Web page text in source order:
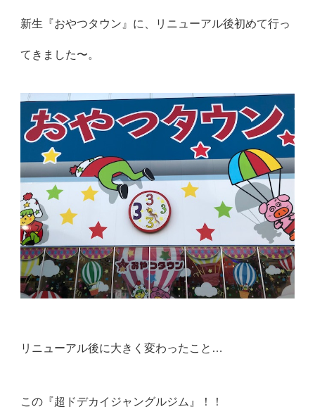
新生『おやつタウン』に、リニューアル後初めて行っ
てきました〜。
リニューアル後に大きく変わったこと…
この『超ドデカイジャングルジム』！！